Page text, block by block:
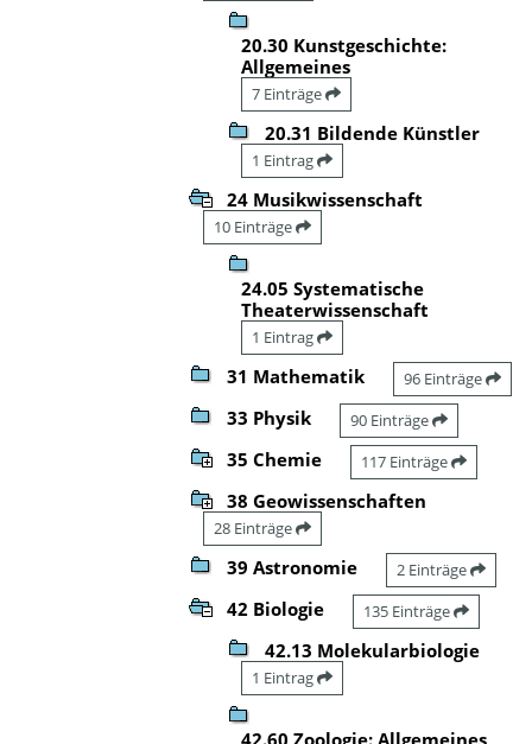
20.30 Kunstgeschichte:
Allgemeines
7 Einträge
20.31 Bildende Künstler
1 Eintrag
24 Musikwissenschaft
10 Einträge
24.05 Systematische
Theaterwissenschaft
1 Eintrag
31 Mathematik 96 Einträge
33 Physik 90 Einträge
35 Chemie 117 Einträge
38 Geowissenschaften
28 Einträge
39 Astronomie 2 Einträge
42 Biologie 135 Einträge
42.13 Molekularbiologie
1 Eintrag
42.60 Zoologie: Allgemeines